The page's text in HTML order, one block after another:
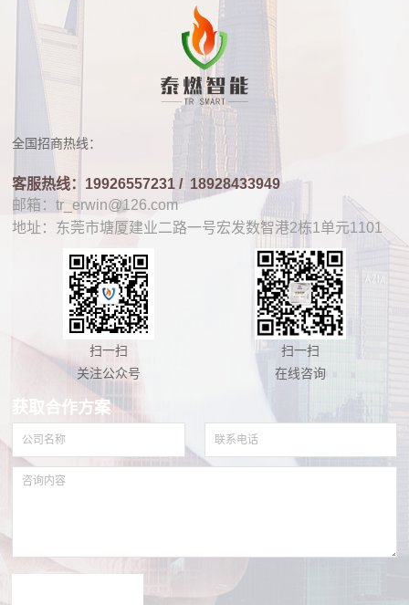
全国招商热线：
客服热线：19926557231 / 18928433949
邮箱：tr_erwin@126.com
地址：东莞市塘厦建业二路一号宏发数智港2栋1单元1101
扫一扫
关注公众号
扫一扫
在线咨询
获取合作方案